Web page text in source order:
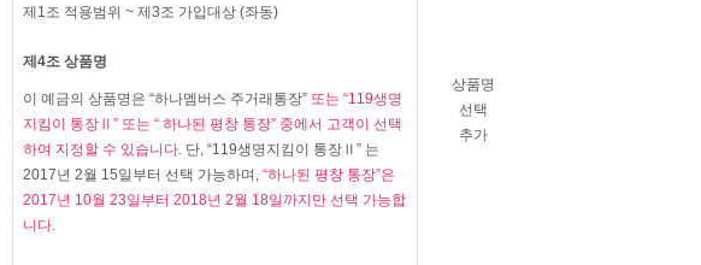
제1조 적용범위 ~ 제3조 가입대상 (좌동)
제4조 상품명
이 예금의 상품명은 “하나멤버스 주거래통장” 또는 “119생명
지킴이 통장Ⅱ” 또는 “ 하나된 평창 통장” 중에서 고객이 선택
하여 지정할 수 있습니다. 단, “119생명지킴이 통장Ⅱ” 는
2017년 2월 15일부터 선택 가능하며, “하나된 평창 통장”은
2017년 10월 23일부터 2018년 2월 18일까지만 선택 가능합
니다.
상품명
선택
추가